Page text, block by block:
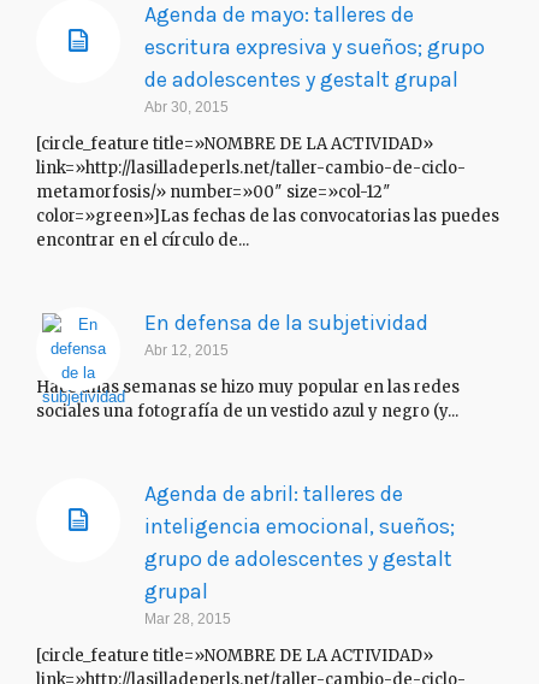
Agenda de mayo: talleres de
escritura expresiva y sueños; grupo
de adolescentes y gestalt grupal
Abr 30, 2015
[circle_feature title=»NOMBRE DE LA ACTIVIDAD»
link=»http://lasilladeperls.net/taller-cambio-de-ciclo-
metamorfosis/» number=»00″ size=»col-12″
color=»green»]Las fechas de las convocatorias las puedes
encontrar en el círculo de...
En defensa de la subjetividad
Abr 12, 2015
Hace unas semanas se hizo muy popular en las redes
sociales una fotografía de un vestido azul y negro (y...
Agenda de abril: talleres de
inteligencia emocional, sueños;
grupo de adolescentes y gestalt
grupal
Mar 28, 2015
[circle_feature title=»NOMBRE DE LA ACTIVIDAD»
link=»http://lasilladeperls.net/taller-cambio-de-ciclo-